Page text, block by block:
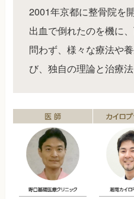
2001年京都に整骨院を
出血で倒れたのを機に
問わず、様々な療法や
び、独自の理論と治療法